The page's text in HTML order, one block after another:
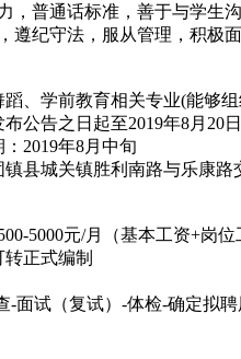
，普通话标准，善于与学生
遵纪守法，服从管理，积极
蹈、学前教育相关专业(能够
公告之日起至2019年8月20
2019年8月中旬
县城关镇胜利南路与乐康路
5000元/月（基本工资+岗
正式编制
-面试（复试）-体检-确定拟